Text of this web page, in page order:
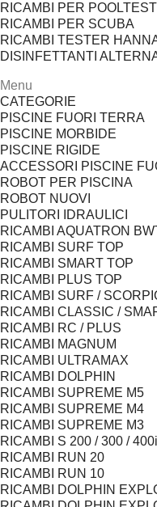
RICAMBI PER
RICAMBI PER SCUBA
RICAMBI TESTER
DISINFETTANTI
Menu
CATEGORIE
PISCINE FUORI TERRA
PISCINE MORBIDE
PISCINE RIGIDE
ACCESSORI PISCINE
ROBOT PER PISCINA
ROBOT NUOVI
PULITORI IDRAULICI
RICAMBI AQUATRON
RICAMBI SURF TOP
RICAMBI SMART TOP
RICAMBI PLUS TOP
RICAMBI SURF /
RICAMBI CLASSIC /
RICAMBI RC / PLUS
RICAMBI MAGNUM
RICAMBI ULTRAMAX
RICAMBI DOLPHIN
RICAMBI SUPREME M5
RICAMBI SUPREME M4
RICAMBI SUPREME M3
RICAMBI S 200 / 300 / 400i
RICAMBI RUN 20
RICAMBI RUN 10
RICAMBI DOLPHIN